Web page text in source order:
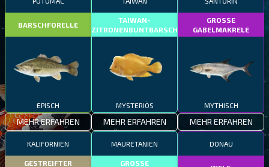
BARSCHFORELLE
EPISCH
MEHR ERFAHREN
TAIWAN-
ZITRONENBUNTBARSCH
MYSTERIÖS
MEHR ERFAHREN
GROSSE
GABELMAKRELE
MYTHISCH
MEHR ERFAHREN
KALIFORNIEN
GESTREIFTER
MAURETANIEN
GROSSE
DONAU